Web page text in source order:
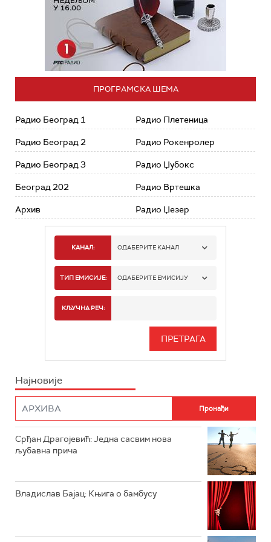
ПРОГРАМСКА ШЕМА
Радио Београд 1
Радио Београд 2
Радио Београд 3
Београд 202
Архив
Радио Плетеница
Радио Рокенролер
Радио Џубокс
Радио Вртешка
Радио Џезер
КАНАЛ: ОДАБЕРИТЕ КАНАЛ
РАДИО БЕОГРАД 1
РАДИО БЕОГРАД 3
РАДИО РОКЕНРОЛЕР
РАДИО ЏЕЗЕР
ТИП ЕМИСИЈЕ: ОДАБЕРИТЕ ЕМИСИЈУ
ИНФО
КЉУЧНА РЕЧ:
Најновије
Срђан Драгојевић: Једна сасвим нова
љубавна прича
Владислав Бајац: Књига о бамбусу